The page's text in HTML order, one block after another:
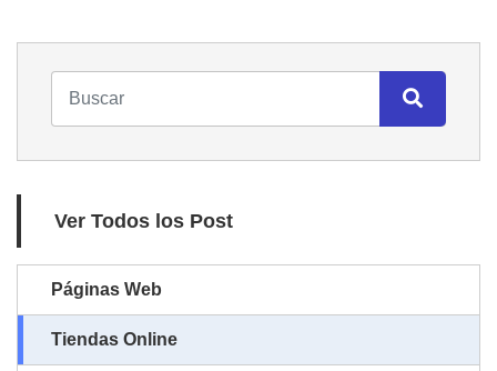
Ver Todos los Post
Páginas Web
Tiendas Online